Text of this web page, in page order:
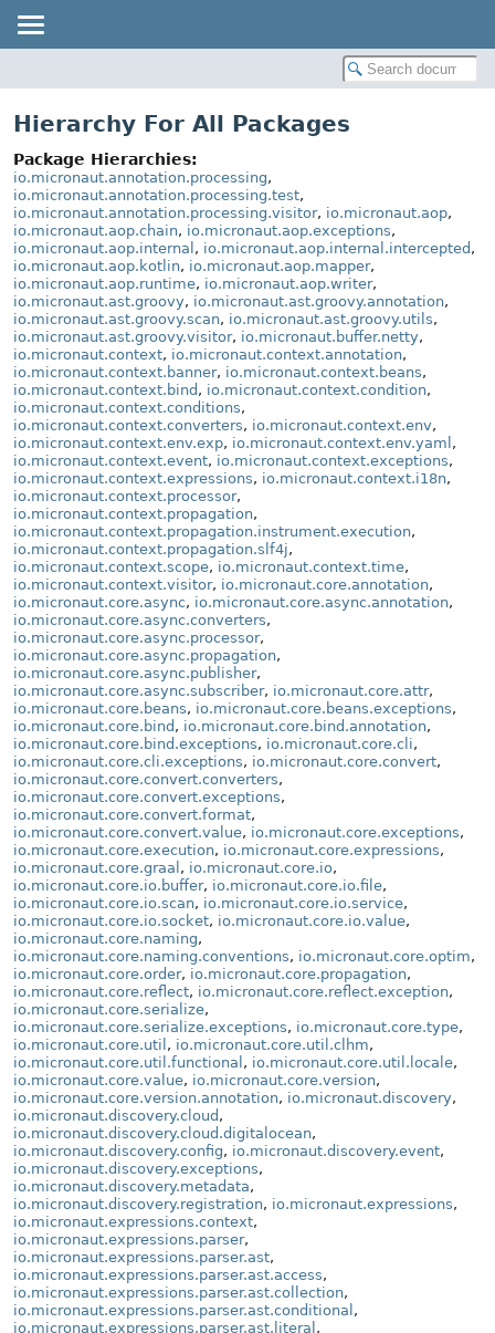
Hierarchy For All Packages
Package Hierarchies:
io.micronaut.annotation.processing,
io.micronaut.annotation.processing.test,
io.micronaut.annotation.processing.visitor, io.micronaut.aop,
io.micronaut.aop.chain, io.micronaut.aop.exceptions,
io.micronaut.aop.internal , io.micronaut.aop.internal.intercepted ,
io.micronaut.aop.kotlin, io.micronaut.aop.mapper,
io.micronaut.aop.runtime, io.micronaut.aop.writer,
io.micronaut.ast.groovy, io.micronaut.ast.groovy.annotation,
io.micronaut.ast.groovy.scan, io.micronaut.ast.groovy.utils,
io.micronaut.ast.groovy.visitor, io.micronaut.buffer.netty,
io.micronaut.context, io.micronaut.context.annotation,
io.micronaut.context.banner, io.micronaut.context.beans,
io.micronaut.context.bind , io.micronaut.context.condition,
io.micronaut.context.conditions,
io.micronaut.context.converters, io.micronaut.context.env,
io.micronaut.context.env.exp, io.micronaut.context.env.yaml ,
io.micronaut.context.event, io.micronaut.context.exceptions,
io.micronaut.context.expressions, io.micronaut.context.i18n,
io.micronaut.context.processor,
io.micronaut.context.propagation,
io.micronaut.context.propagation.instrument.execution,
io.micronaut.context.propagation.slf4j,
io.micronaut.context.scope, io.micronaut.context.time,
io.micronaut.context.visitor, io.micronaut.core.annotation,
io.micronaut.core.async, io.micronaut.core.async.annotation,
io.micronaut.core.async.converters,
io.micronaut.core.async.processor,
io.micronaut.core.async.propagation,
io.micronaut.core.async.publisher,
io.micronaut.core.async.subscriber, io.micronaut.core.attr,
io.micronaut.core.beans, io.micronaut.core.beans.exceptions,
io.micronaut.core.bind , io.micronaut.core.bind.annotation,
io.micronaut.core.bind.exceptions, io.micronaut.core.cli,
io.micronaut.core.cli.exceptions, io.micronaut.core.convert,
io.micronaut.core.convert.converters,
io.micronaut.core.convert.exceptions,
io.micronaut.core.convert.format,
io.micronaut.core.convert.value, io.micronaut.core.exceptions,
io.micronaut.core.execution, io.micronaut.core.expressions,
io.micronaut.core.graal , io.micronaut.core.io,
io.micronaut.core.io.buffer, io.micronaut.core.io.file,
io.micronaut.core.io.scan, io.micronaut.core.io.service,
io.micronaut.core.io.socket, io.micronaut.core.io.value,
io.micronaut.core.naming,
io.micronaut.core.naming.conventions, io.micronaut.core.optim,
io.micronaut.core.order, io.micronaut.core.propagation,
io.micronaut.core.reflect, io.micronaut.core.reflect.exception,
io.micronaut.core.serialize,
io.micronaut.core.serialize.exceptions, io.micronaut.core.type,
io.micronaut.core.util , io.micronaut.core.util.clhm,
io.micronaut.core.util.functional , io.micronaut.core.util.locale,
io.micronaut.core.value, io.micronaut.core.version,
io.micronaut.core.version.annotation, io.micronaut.discovery,
io.micronaut.discovery.cloud ,
io.micronaut.discovery.cloud.digitalocean,
io.micronaut.discovery.config, io.micronaut.discovery.event,
io.micronaut.discovery.exceptions,
io.micronaut.discovery.metadata,
io.micronaut.discovery.registration, io.micronaut.expressions,
io.micronaut.expressions.context,
io.micronaut.expressions.parser,
io.micronaut.expressions.parser.ast,
io.micronaut.expressions.parser.ast.access,
io.micronaut.expressions.parser.ast.collection,
io.micronaut.expressions.parser.ast.conditional ,
io.micronaut.expressions.parser.ast.literal ,